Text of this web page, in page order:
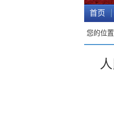
首页
您的位